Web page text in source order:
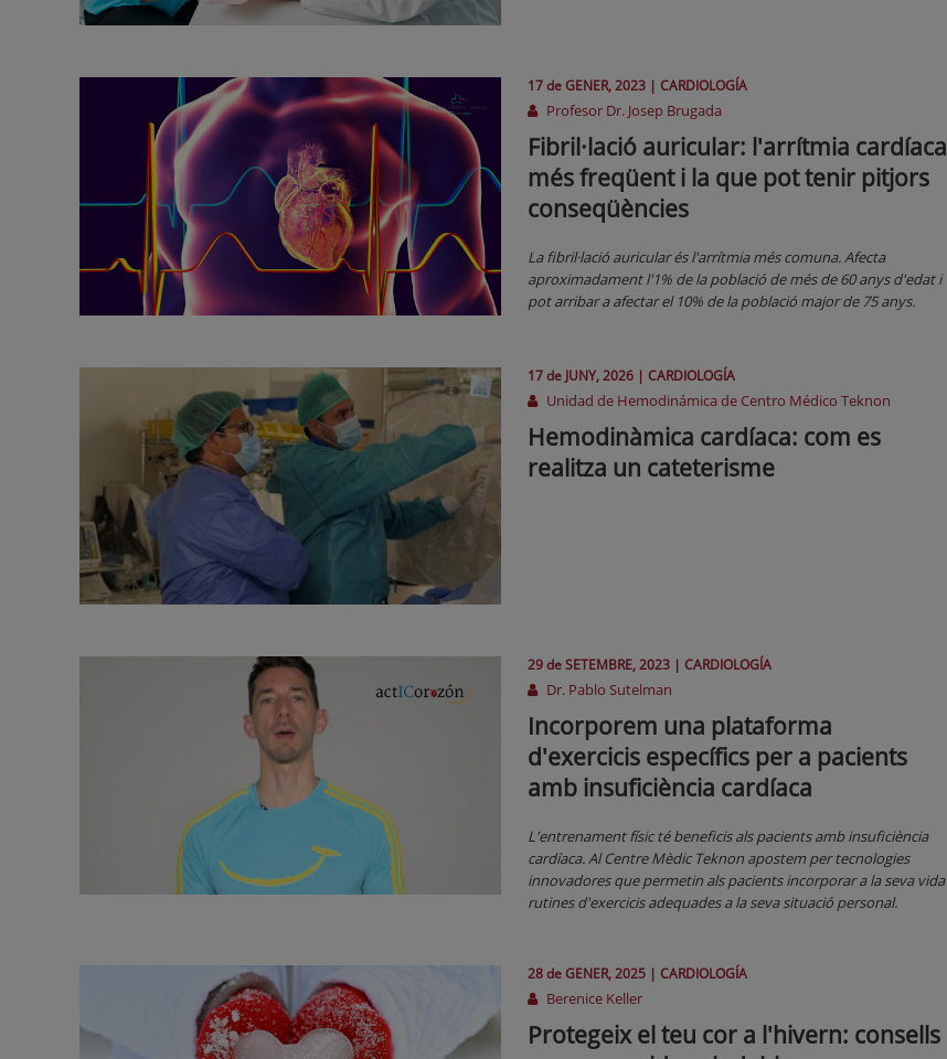
17 deGENER, 2023 | CARDIOLOGÍA
Profesor Dr. Josep Brugada
Fibril·lació auricular: l'arrítmia cardíaca
més freqüent i la que pot tenir pitjors
conseqüències
La fibril·lació auricular és l'arrítmia més comuna. Afecta
aproximadament l'1% de la població de més de 60 anys d'edat i
pot arribar a afectar el 10% de la població major de 75 anys.
17 de JUNY, 2026 | CARDIOLOGÍA
Unidad de Hemodinámica de Centro Médico Teknon
Hemodinàmica cardíaca: com es
realitza un cateterisme
29 deSETEMBRE, 2023 | CARDIOLOGÍA
Dr. Pablo Sutelman
Incorporem una plataforma
d'exercicis específics per a pacients
amb insuficiència cardíaca
L'entrenament físic té beneficis als pacients amb insuficiència
cardíaca. Al Centre Mèdic Teknon apostem per tecnologies
innovadores que permetin als pacients incorporar a la seva vida
rutines d'exercicis adequades a la seva situació personal.
28 deGENER, 2025 | CARDIOLOGÍA
Berenice Keller
Protegeix el teu cor a l'hivern: consells